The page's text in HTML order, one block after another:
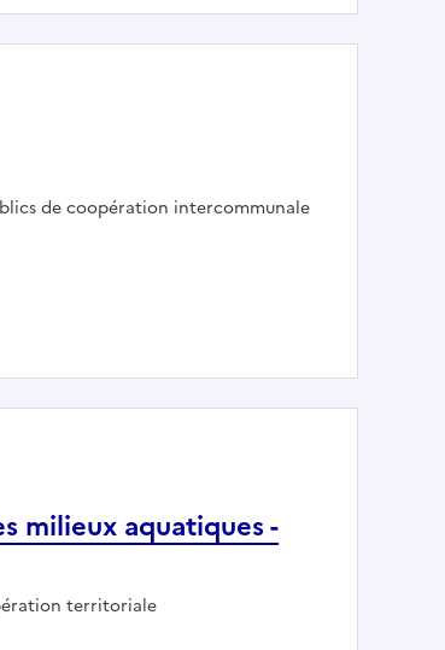
de coopération intercommunale
milieux aquatiques -
territoriale